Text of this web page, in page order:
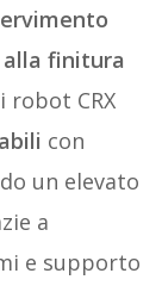
alla finitura
robot CRX
con
un elevato
a
e supporto